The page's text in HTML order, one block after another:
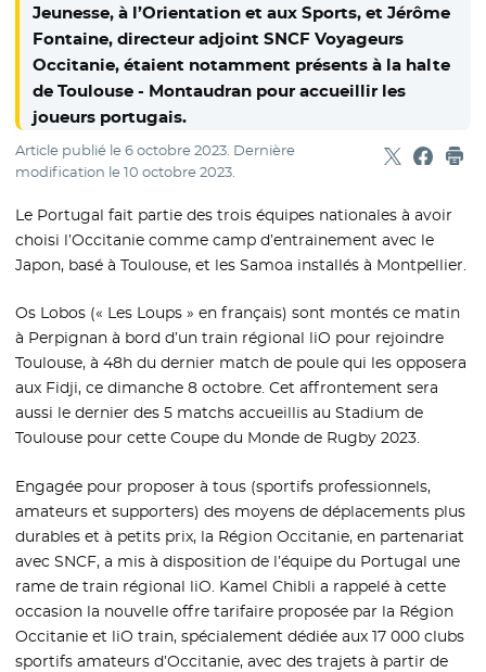
Jeunesse, à l’Orientation et aux Sports, et Jérôme
Fontaine, directeur adjoint SNCF Voyageurs
Occitanie, étaient notamment présents à la halte
de Toulouse - Montaudran pour accueillir les
joueurs portugais.
Article publié le6 octobre 2023. Dernière
modification le10 octobre 2023. Partager
- Nouvelle
-
Le Portugal fait partie des trois équipes nationales à avoir
choisi l’Occitanie comme camp d’entrainement avec le
Japon, basé à Toulouse, et les Samoa installés à Montpellier.
Os Lobos (« Les Loups » en français) sont montés ce matin
à Perpignan à bord d’un train régional liO pour rejoindre
Toulouse, à 48h du dernier match de poule qui les opposera
aux Fidji, ce dimanche 8 octobre. Cet affrontement sera
aussi le dernier des 5 matchs accueillis au Stadium de
Toulouse pour cette Coupe du Monde de Rugby 2023.
Engagée pour proposer à tous (sportifs professionnels,
amateurs et supporters) des moyens de déplacements plus
durables et à petits prix, la Région Occitanie, en partenariat
avec SNCF, a mis à disposition de l’équipe du Portugal une
rame de train régional liO. Kamel Chibli a rappelé à cette
occasion la nouvelle offre tarifaire proposée par la Région
Occitanie et liO train, spécialement dédiée aux 17 000 clubs
sportifs amateurs d’Occitanie, avec des trajets à partir de